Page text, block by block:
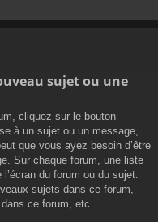
sujet ou une
cliquez sur le bouton
à un sujet ou un message,
que vous ayez besoin d’être
Sur chaque forum, une liste
du forum ou du sujet.
sujets dans ce forum,
ce forum, etc.